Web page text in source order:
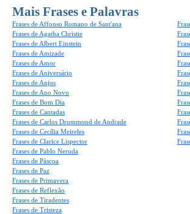
Mais Frases e Palavras
Frases de Affonso Romano de Sant'ana
Frases de Agatha Christie
Frases de Albert Einstein
Frases de Amizade
Frases de Amor
Frases de Aniversário
Frases de Anjos
Frases de Ano Novo
Frases de Bom Dia
Frases de Cantadas
Frases de Carlos Drummond de Andrade
Frases de Cecília Meireles
Frases de Clarice Lispector
Frases de Pablo Neruda
Frases de Páscoa
Frases de Paz
Frases de Primavera
Frases de Reflexão
Frases de Tiradentes
Frases de Tristeza